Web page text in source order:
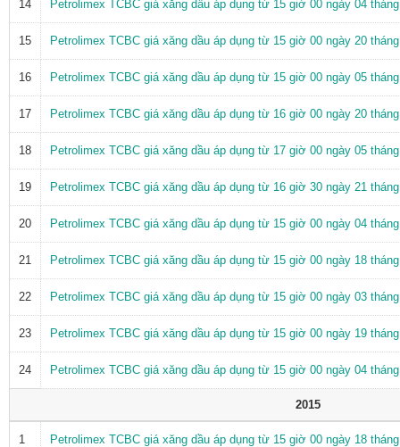
14 Petrolimex TCBC giá xăng dầu áp dụng từ 15 giờ 00 ngày 04
15 Petrolimex TCBC giá xăng dầu áp dụng từ 15 giờ 00 ngày 20
16 Petrolimex TCBC giá xăng dầu áp dụng từ 15 giờ 00 ngày 05
17 Petrolimex TCBC giá xăng dầu áp dụng từ 16 giờ 00 ngày 20
18 Petrolimex TCBC giá xăng dầu áp dụng từ 17 giờ 00 ngày 05
19 Petrolimex TCBC giá xăng dầu áp dụng từ 16 giờ 30 ngày 21
20 Petrolimex TCBC giá xăng dầu áp dụng từ 15 giờ 00 ngày 04
21 Petrolimex TCBC giá xăng dầu áp dụng từ 15 giờ 00 ngày 18
22 Petrolimex TCBC giá xăng dầu áp dụng từ 15 giờ 00 ngày 03
23 Petrolimex TCBC giá xăng dầu áp dụng từ 15 giờ 00 ngày 19
24 Petrolimex TCBC giá xăng dầu áp dụng từ 15 giờ 00 ngày 04
2015
1 Petrolimex TCBC giá xăng dầu áp dụng từ 15 giờ 00 ngày 18